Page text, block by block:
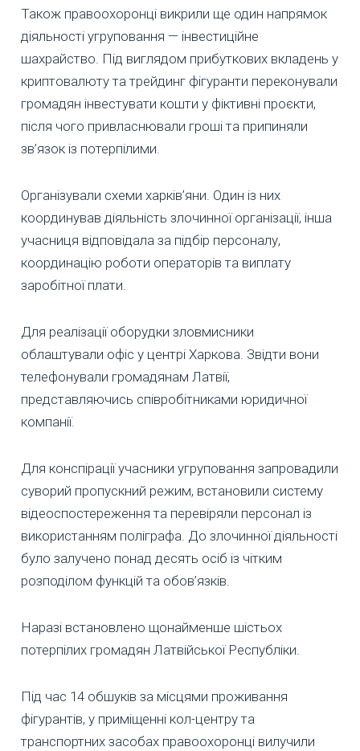
Також правоохоронці викрили ще один напрямок
діяльності угруповання — інвестиційне
шахрайство. Під виглядом прибуткових вкладень у
криптовалюту та трейдинг фігуранти переконували
громадян інвестувати кошти у фіктивні проєкти,
після чого привласнювали гроші та припиняли
зв’язок із потерпілими.
Організували схеми харків’яни. Один із них
координував діяльність злочинної організації, інша
учасниця відповідала за підбір персоналу,
координацію роботи операторів та виплату
заробітної плати.
Для реалізації оборудки зловмисники
облаштували офіс у центрі Харкова. Звідти вони
телефонували громадянам Латвії,
представляючись співробітниками юридичної
компанії.
Для конспірації учасники угруповання запровадили
суворий пропускний режим, встановили систему
відеоспостереження та перевіряли персонал із
використанням поліграфа. До злочинної діяльності
було залучено понад десять осіб із чітким
розподілом функцій та обов’язків.
Наразі встановлено щонайменше шістьох
потерпілих громадян Латвійської Республіки.
Під час 14 обшуків за місцями проживання
фігурантів, у приміщенні кол-центру та
транспортних засобах правоохоронці вилучили